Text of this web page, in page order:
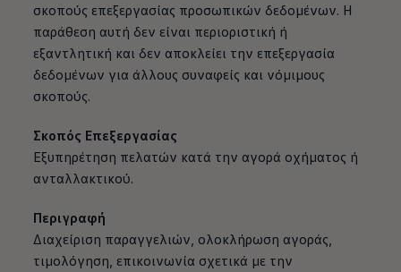
σκοπούς επεξεργασίας προσωπικών δεδομένων. Η
παράθεση αυτή δεν είναι περιοριστική ή
εξαντλητική και δεν αποκλείει την επεξεργασία
δεδομένων για άλλους συναφείς και νόμιμους
σκοπούς.
Σκοπός Επεξεργασίας
Εξυπηρέτηση πελατών κατά την αγορά οχήματος ή
ανταλλακτικού.
Περιγραφή
Διαχείριση παραγγελιών, ολοκλήρωση αγοράς,
τιμολόγηση, επικοινωνία σχετικά με την